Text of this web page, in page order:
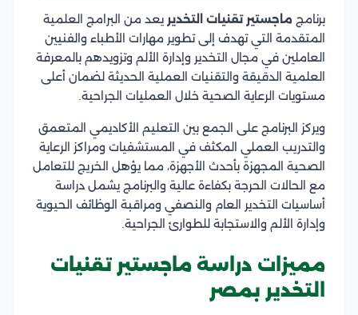
برنامج ماجستير تقنيات التخدير يعد من البرامج العلمية
المتقدمة التي تهدف إلى تطوير مهارات الأطباء والفنيين
العاملين في مجال التخدير وإدارة الألم وتزويدهم بالمعرفة
العلمية الدقيقة والتقنيات العملية الحديثة لضمان أعلى
مستويات الرعاية الصحية خلال العمليات الجراحية.
ويركز البرنامج على الجمع بين التعليم الأكاديمي المتعمق
والتدريب العملي المكثف في المستشفيات ومراكز الرعاية
الصحية المجهزة بأحدث الأجهزة، مما يؤهل الخريج للتعامل
مع الحالات الحرجة بكفاءة عالية والبرنامج يشمل دراسة
أساسيات التخدير العام والنصفي ومراقبة الوظائف الحيوية
وإدارة الألم والاستجابة للطوارئ الجراحية.
مميزات دراسة ماجستير تقنيات
التخدير بمصر